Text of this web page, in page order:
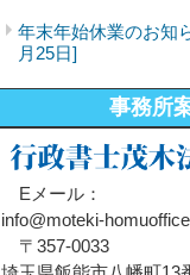
年末年始休業のお知
月25日]
事務所
Eメール：
info@moteki-
〒357-0033